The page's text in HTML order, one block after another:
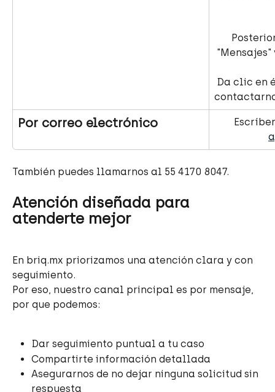
Por correo electrónico
También puedes llamarnos al 55 4170 8047.
Atención diseñada para
atenderte mejor
En briq.mx priorizamos una atención clara y con
seguimiento.
Por eso, nuestro canal principal es por mensaje,
por que podemos:
Dar seguimiento puntual a tu caso
Compartirte información detallada
Asegurarnos de no dejar ninguna solicitud sin
respuesta